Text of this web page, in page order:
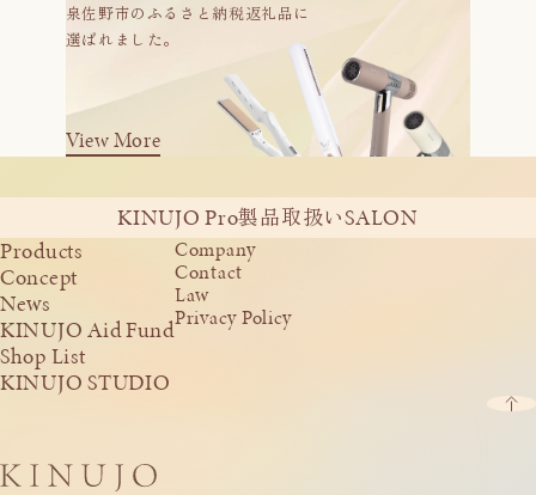
泉佐野市のふるさと納税返礼品に
選ばれました。
View More
KINUJO Pro製品取扱いSALON
Products
Concept
News
KINUJO Aid Fund
Shop List
KINUJO STUDIO
Company
Contact
Law
Privacy Policy